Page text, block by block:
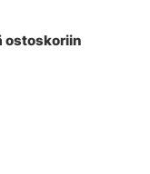
ostoskoriin